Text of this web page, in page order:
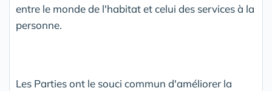
entre le monde de l'habitat et celui des services à la
personne.
Les Parties ont le souci commun d'améliorer la